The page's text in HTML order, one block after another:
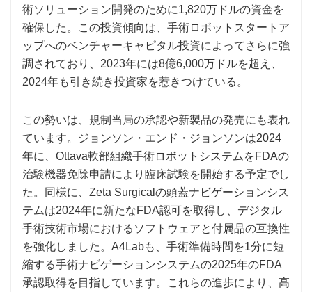
術ソリューション開発のために1,820万ドルの資金を
確保した。この投資傾向は、手術ロボットスタートア
ップへのベンチャーキャピタル投資によってさらに強
調されており、2023年には8億6,000万ドルを超え、
2024年も引き続き投資家を惹きつけている。
この勢いは、規制当局の承認や新製品の発売にも表れ
ています。ジョンソン・エンド・ジョンソンは2024
年に、Ottava軟部組織手術ロボットシステムをFDAの
治験機器免除申請により臨床試験を開始する予定でし
た。同様に、Zeta Surgicalの頭蓋ナビゲーションシス
テムは2024年に新たなFDA認可を取得し、デジタル
手術技術市場におけるソフトウェアと付属品の互換性
を強化しました。A4Labも、手術準備時間を1分に短
縮する手術ナビゲーションシステムの2025年のFDA
承認取得を目指しています。これらの進歩により、高